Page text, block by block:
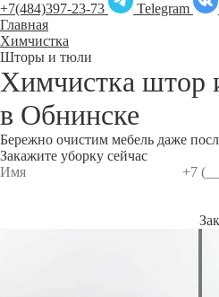
+7(484)397-23-73
Telegram
Главная
Химчистка
Шторы и тюли
Химчистка штор
в Обнинске
Бережно очистим мебель даже
Закажите уборку сейчас